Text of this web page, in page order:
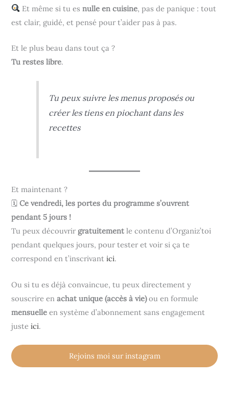
Et même si tu esnulle en cuisine, pas de panique : tout
est clair, guidé, et pensé pour t’aider pas à pas.
Et le plus beau dans tout ça ?
Tu restes libre.
Tu peux suivre les menus proposés ou
créer les tiens en piochant dans les
recettes
Et maintenant ?
🗓Ce vendredi, les portes du programme s’ouvrent
pendant 5 jours !
Tu peux découvrir gratuitement le contenu d’Organiz’toi
pendant quelques jours, pour tester et voir si ça te
correspond en t’inscrivantici.
Ou si tu es déjà convaincue, tu peux directement y
souscrire enachat unique (accès à vie)ou en formule
mensuelleen système d’abonnement sans engagement
justeici.
Rejoins moi sur instagram